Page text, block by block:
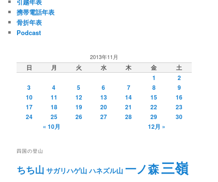
ョ
ン
携帯電話年表
骨折年表
Podcast
2013年11月
日 月 火 水 木 金
土
1
2
3
4 5 6 7 8
9
10
11 12 13 14 15
16
17
18 19 20 21 22
23
24
25 26 27 28 29
30
« 10月
12月 »
四国の登山
ちち山 サガリハゲ山 ハネズル山 一ノ森三嶺